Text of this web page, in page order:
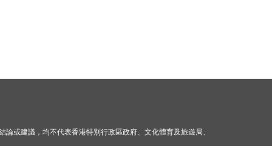
或建議，均不代表香港特別行政區政府、文化體育及旅遊局、